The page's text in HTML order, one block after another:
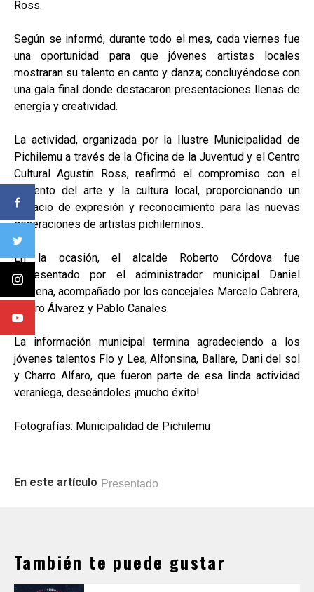
Ross.
Según se informó, durante todo el mes, cada viernes fue
una oportunidad para que jóvenes artistas locales
mostraran su talento en canto y danza; concluyéndose con
una gala final donde destacaron presentaciones llenas de
energía y creatividad.
La actividad, organizada por la Ilustre Municipalidad de
Pichilemu a través de la Oficina de la Juventud y el Centro
Cultural Agustín Ross, reafirmó el compromiso con el
fomento del arte y la cultura local, proporcionando un
espacio de expresión y reconocimiento para las nuevas
generaciones de artistas pichileminos.
En la ocasión, el alcalde Roberto Córdova fue
representado por el administrador municipal Daniel
Aravena, acompañado por los concejales Marcelo Cabrera,
Álvaro Álvarez y Pablo Canales.
La información municipal termina agradeciendo a los
jóvenes talentos Flo y Lea, Alfonsina, Ballare, Dani del sol
y Charro Alfaro, que fueron parte de esa linda actividad
veraniega, deseándoles ¡mucho éxito!
Fotografías: Municipalidad de Pichilemu
En este artículo Presentado
También te puede gustar